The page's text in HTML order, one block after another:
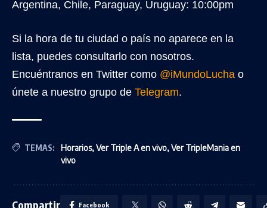
Argentina, Chile, Paraguay, Uruguay: 10:00pm
Si la hora de tu ciudad o país no aparece en la
lista, puedes consultarlo con nosotros.
Encuéntranos en Twitter como @iMundoLucha o
únete a nuestro grupo de Telegram.
TEMAS: Horarios,Ver Triple A en vivo,Ver TripleMania en
vivo
Compartir Facebook